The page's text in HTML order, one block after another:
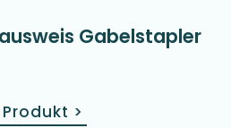
Gabelstapler
>